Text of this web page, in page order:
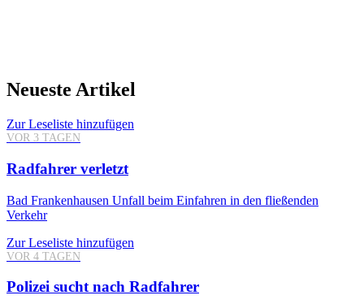
Neueste Artikel
Zur Leseliste hinzufügen
VOR 3 TAGEN
Radfahrer verletzt
Bad Frankenhausen Unfall beim Einfahren in den fließenden
Verkehr
Zur Leseliste hinzufügen
VOR 4 TAGEN
Polizei sucht nach Radfahrer